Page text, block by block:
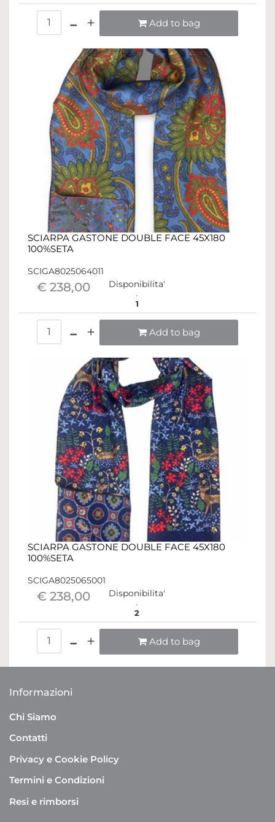
Add to bag
SCIARPA GASTONE DOUBLE FACE 45X180
100%SETA
SCIGA8025064011
€ 238,00 Disponibilita'
1
Add to bag
SCIARPA GASTONE DOUBLE FACE 45X180
100%SETA
SCIGA8025065001
€ 238,00 Disponibilita'
2
Add to bag
Informazioni
Chi Siamo
Contatti
Privacy e Cookie Policy
Termini e Condizioni
Resi e rimborsi